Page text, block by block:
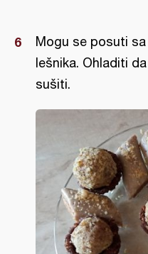
Mogu se posuti
lešnika. Ohladiti
sušiti.